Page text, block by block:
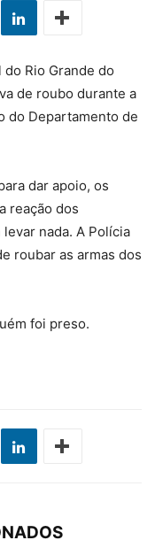
Rio Grande do
de roubo durante a
do Departamento de
dar apoio, os
reação dos
nada. A Polícia
roubar as armas dos
foi preso.